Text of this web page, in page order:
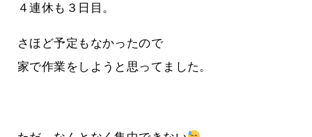
４連休も３日目。
さほど予定もなかったので
家で作業をしようと思ってました。